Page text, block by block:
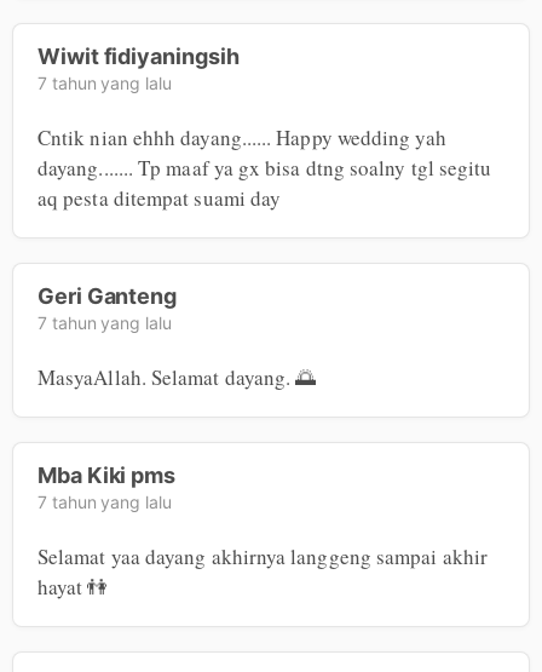
Wiwit fidiyaningsih
7 tahun yang lalu
Cntik nian ehhh dayang...... Happy wedding yah
dayang....... Tp maaf ya gx bisa dtng soalny tgl segitu
aq pesta ditempat suami day
Geri Ganteng
7 tahun yang lalu
MasyaAllah. Selamat dayang. 🌅
Mba Kiki pms
7 tahun yang lalu
Selamat yaa dayang akhirnya langgeng sampai akhir
hayat 👫